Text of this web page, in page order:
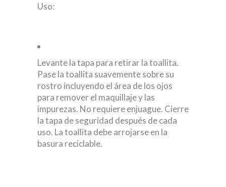
Uso:
Levante la tapa para retirar la toallita.
Pase la toallita suavemente sobre su
rostro incluyendo el área de los ojos
para remover el maquillaje y las
impurezas. No requiere enjuague. Cierre
la tapa de seguridad después de cada
uso. La toallita debe arrojarse en la
basura reciclable.